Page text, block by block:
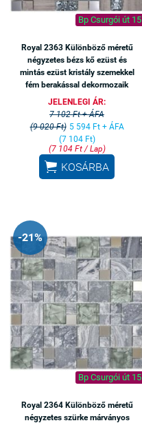
Bp Csurgói út 15
Royal 2363 Különböző méretű
négyzetes bézs kő ezüst és
mintás ezüst kristály szemekkel
fém berakással dekormozaik
JELENLEGI ÁR:
7 102 Ft + ÁFA
(9 020 Ft) 5 594 Ft + ÁFA
(7 104 Ft)
(7 104 Ft / Lap)
 KOSÁRBA
-21%
Bp Csurgói út 15
Royal 2364 Különböző méretű
négyzetes szürke márványos